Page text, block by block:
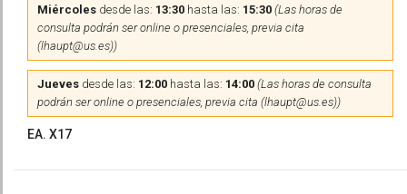
Miércoles desde las: 13:30 hasta las: 15:30 (Las horas de
consulta podrán ser online o presenciales, previa cita
(lhaupt@us.es))
Jueves desde las: 12:00 hasta las: 14:00 (Las horas de consulta
podrán ser online o presenciales, previa cita (lhaupt@us.es))
EA. X17